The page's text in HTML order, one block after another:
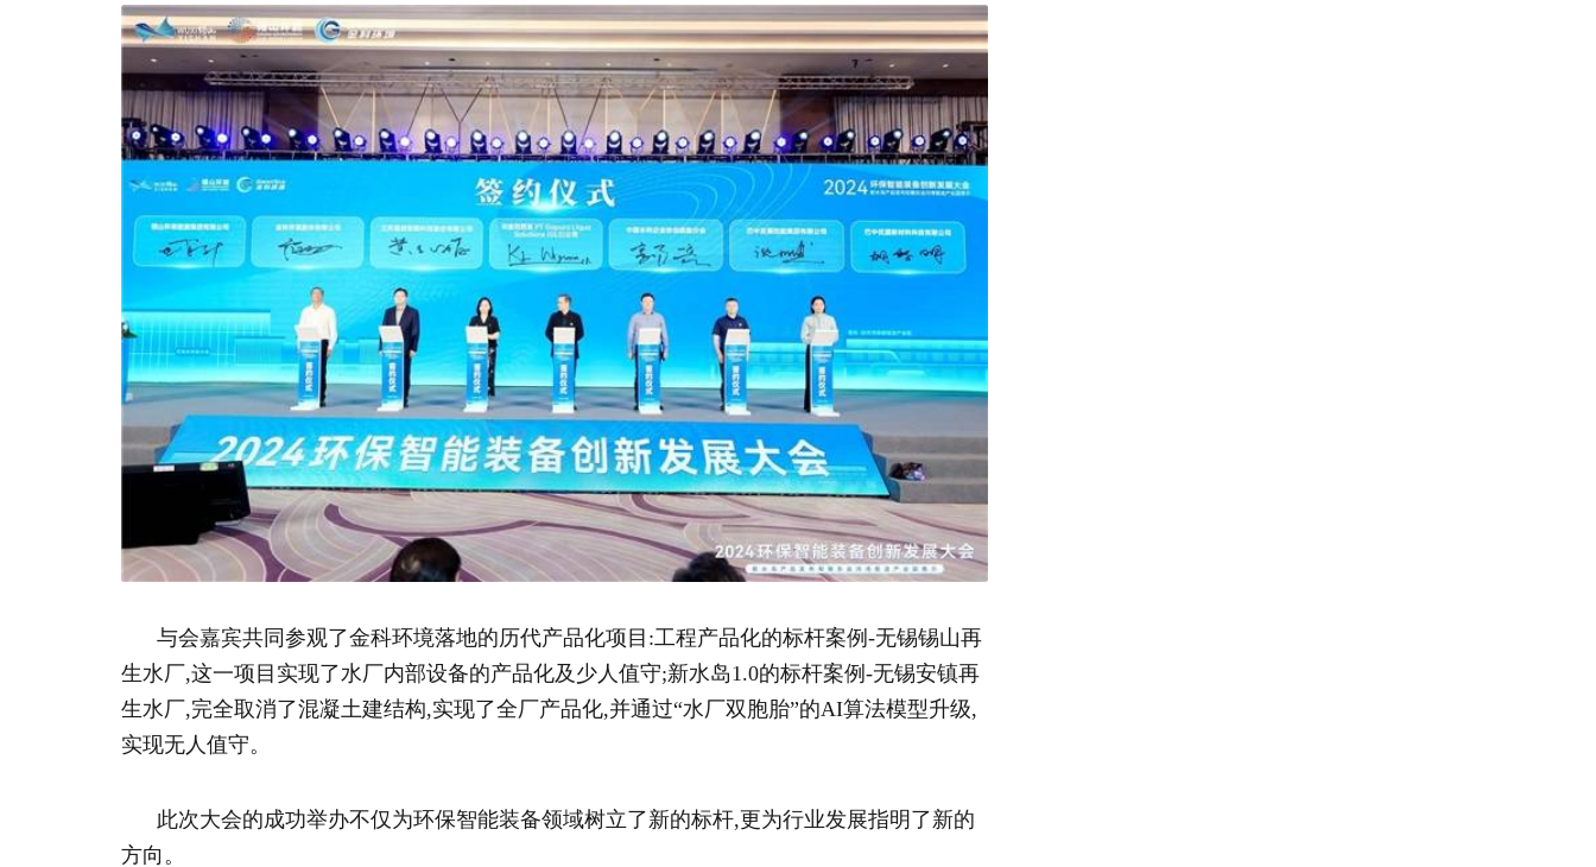
与会嘉宾共同参观了金科环境落地的历代产品化项目:工程产品化的标杆案例-无锡锡山再
生水厂,这一项目实现了水厂内部设备的产品化及少人值守;新水岛1.0的标杆案例-无锡安镇再
生水厂,完全取消了混凝土建结构,实现了全厂产品化,并通过“水厂双胞胎”的AI算法模型升级,
实现无人值守。
此次大会的成功举办不仅为环保智能装备领域树立了新的标杆,更为行业发展指明了新的
方向。